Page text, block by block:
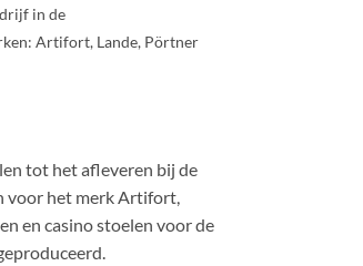
in de
Artifort, Lande, Pörtner
tot het afleveren bij de
voor het merk Artifort,
en casino stoelen voor de